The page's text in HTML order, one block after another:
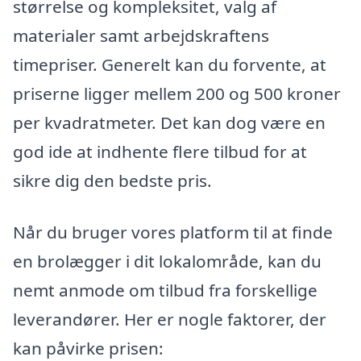
størrelse og kompleksitet, valg af
materialer samt arbejdskraftens
timepriser. Generelt kan du forvente, at
priserne ligger mellem 200 og 500 kroner
per kvadratmeter. Det kan dog være en
god ide at indhente flere tilbud for at
sikre dig den bedste pris.
Når du bruger vores platform til at finde
en brolægger i dit lokalområde, kan du
nemt anmode om tilbud fra forskellige
leverandører. Her er nogle faktorer, der
kan påvirke prisen: